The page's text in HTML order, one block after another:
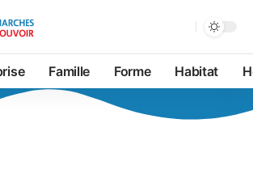
Famille Forme Habitat